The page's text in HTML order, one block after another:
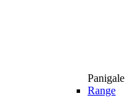
Panigale
Range